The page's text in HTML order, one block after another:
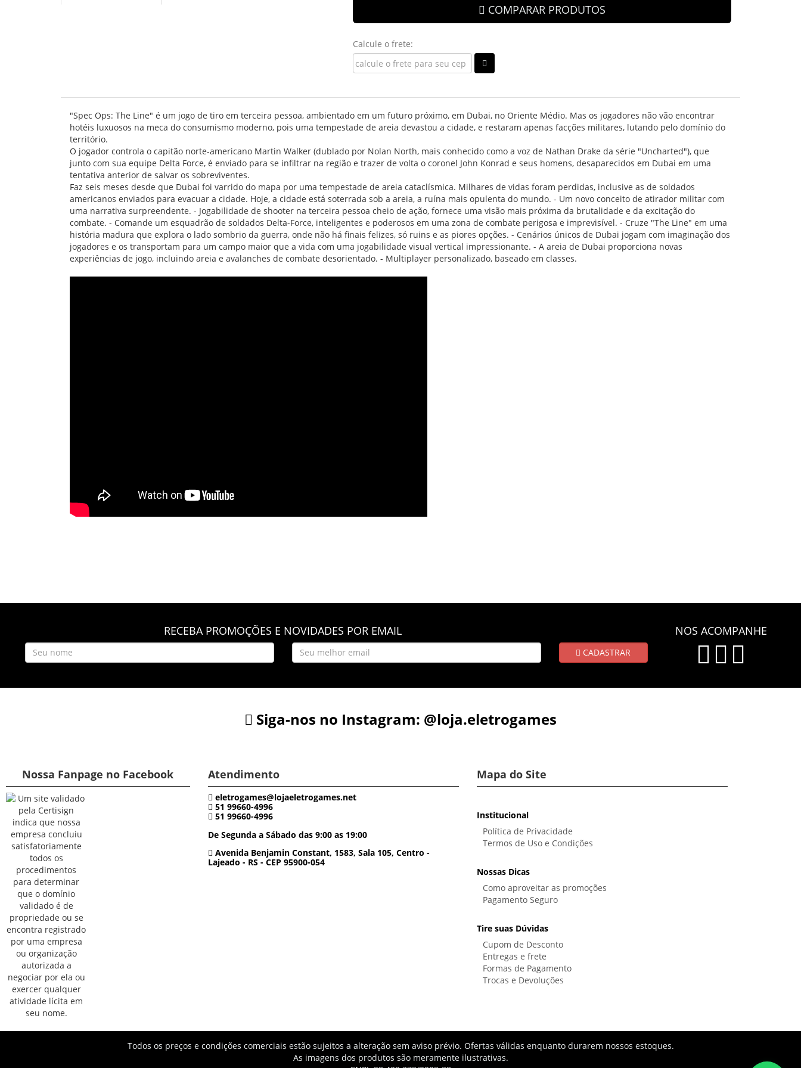
COMPARAR PRODUTOS
Calcule o frete:
"Spec Ops: The Line" é um jogo de tiro em terceira pessoa, ambientado em um futuro próximo, em Dubai, no Oriente Médio. Mas os jogadores não vão encontrar
hotéis luxuosos na meca do consumismo moderno, pois uma tempestade de areia devastou a cidade, e restaram apenas facções militares, lutando pelo domínio do
território.
O jogador controla o capitão norte-americano Martin Walker (dublado por Nolan North, mais conhecido como a voz de Nathan Drake da série "Uncharted"), que
junto com sua equipe Delta Force, é enviado para se infiltrar na região e trazer de volta o coronel John Konrad e seus homens, desaparecidos em Dubai em uma
tentativa anterior de salvar os sobreviventes.
Faz seis meses desde que Dubai foi varrido do mapa por uma tempestade de areia cataclísmica. Milhares de vidas foram perdidas, inclusive as de soldados
americanos enviados para evacuar a cidade. Hoje, a cidade está soterrada sob a areia, a ruína mais opulenta do mundo. - Um novo conceito de atirador militar com
uma narrativa surpreendente. - Jogabilidade de shooter na terceira pessoa cheio de ação, fornece uma visão mais próxima da brutalidade e da excitação do
combate. - Comande um esquadrão de soldados Delta-Force, inteligentes e poderosos em uma zona de combate perigosa e imprevisível. - Cruze "The Line" em uma
história madura que explora o lado sombrio da guerra, onde não há finais felizes, só ruins e as piores opções. - Cenários únicos de Dubai jogam com imaginação dos
jogadores e os transportam para um campo maior que a vida com uma jogabilidade visual vertical impressionante. - A areia de Dubai proporciona novas
experiências de jogo, incluindo areia e avalanches de combate desorientado. - Multiplayer personalizado, baseado em classes.
RECEBA PROMOÇÕES E NOVIDADES POR EMAIL
CADASTRAR
NOS ACOMPANHE
Siga-nos no Instagram: @loja.eletrogames
Nossa Fanpage no Facebook Atendimento
eletrogames@lojaeletrogames.net
51 99660-4996
51 99660-4996
De Segunda a Sábado das 9:00 as 19:00
Avenida Benjamin Constant, 1583, Sala 105, Centro -
Lajeado - RS - CEP 95900-054
Mapa do Site
Institucional
Política de Privacidade
Termos de Uso e Condições
Nossas Dicas
Como aproveitar as promoções
Pagamento Seguro
Tire suas Dúvidas
Cupom de Desconto
Entregas e frete
Formas de Pagamento
Trocas e Devoluções
Todos os preços e condições comerciais estão sujeitos a alteração sem aviso prévio. Ofertas válidas enquanto durarem nossos estoques.
As imagens dos produtos são meramente ilustrativas.